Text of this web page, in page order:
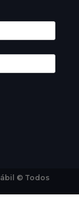
© Todos